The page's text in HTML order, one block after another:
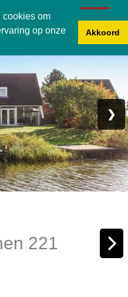
cookies om
op onze
Akkoord
❯
221